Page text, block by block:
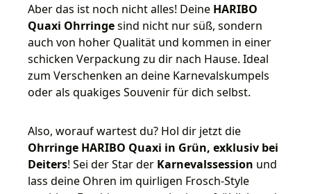
Aber das ist noch nicht alles! Deine HARIBO
Quaxi Ohrringesind nicht nur süß, sondern
auch von hoher Qualität und kommen in einer
schicken Verpackung zu dir nach Hause. Ideal
zum Verschenken an deine Karnevalskumpels
oder als quakiges Souvenir für dich selbst.
Also, worauf wartest du? Hol dir jetzt die
Ohrringe HARIBO Quaxi in Grün, exklusiv bei
Deiters! Sei der Star der Karnevalssession und
lass deine Ohren im quirligen Frosch-Style